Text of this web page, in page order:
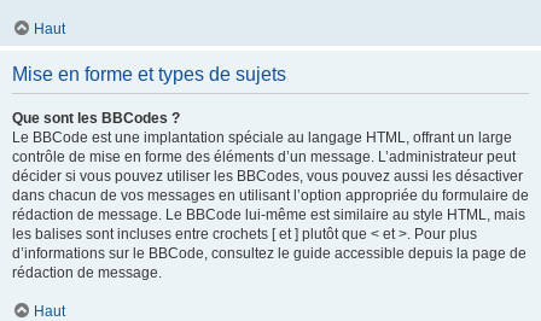
Haut
Mise en forme et types de sujets
Que sont les BBCodes ?
Le BBCode est une implantation spéciale au langage HTML, offrant un large
contrôle de mise en forme des éléments d’un message. L’administrateur peut
décider si vous pouvez utiliser les BBCodes, vous pouvez aussi les désactiver
dans chacun de vos messages en utilisant l’option appropriée du formulaire de
rédaction de message. Le BBCode lui-même est similaire au style HTML, mais
les balises sont incluses entre crochets [ et ] plutôt que < et >. Pour plus
d’informations sur le BBCode, consultez le guide accessible depuis la page de
rédaction de message.
Haut